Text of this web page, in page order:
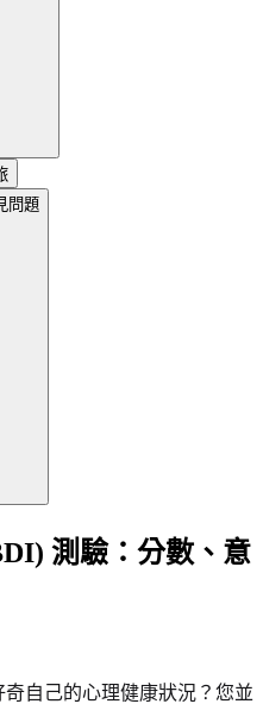
問題
測驗：分數、意
自己的心理健康狀況？您並